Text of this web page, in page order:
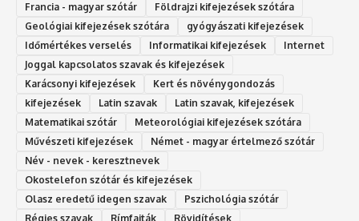
Francia - magyar szótár
Földrajzi kifejezések szótára
Geológiai kifejezések szótára
gyógyászati kifejezések
Időmértékes verselés
Informatikai kifejezések
Internet
Joggal kapcsolatos szavak és kifejezések
Karácsonyi kifejezések
Kert és növénygondozás
kifejezések
Latin szavak
Latin szavak, kifejezések
Matematikai szótár
Meteorológiai kifejezések szótára
Művészeti kifejezések
Német - magyar értelmező szótár
Név - nevek - keresztnevek
Okostelefon szótár és kifejezések
Olasz eredetű idegen szavak
Ps‮gólohciz‬ia s‮átóz‬r
Régies szavak
Rímfajták Rövidítések